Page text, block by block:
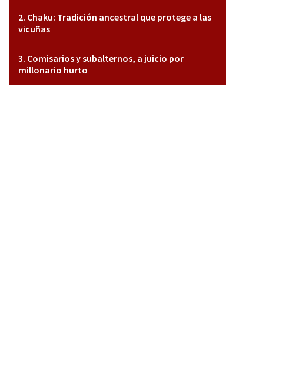
Chaku: Tradición ancestral que protege a las
vicuñas
Comisarios y subalternos, a juicio por
millonario hurto